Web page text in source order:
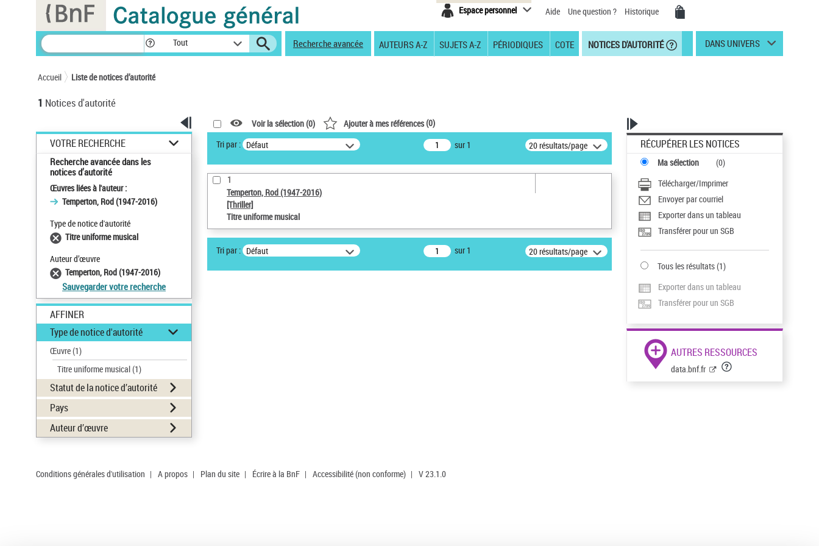
Espace personnel Aide Une question ? Historique
Tout Recherche avancée AUTEURS A-Z SUJETS A-Z PÉRIODIQUES COTE NOTICES D'AUTORITÉ DANS UNIVERS
Accueil Liste de notices d’autorité
1 Notices d'autorité
VOTRE RECHERCHE
Recherche avancée dans les
notices d’autorité
Œuvres liées à l'auteur :
Temperton, Rod (1947-2016)
Type de notice d'autorité
Titre uniforme musical
Auteur d’œuvre
Temperton, Rod (1947-2016)
Sauvegarder votre recherche
AFFINER
Type de notice d'autorité
Œuvre(1)
Titre uniforme musical(1)
Statut de la notice d’autorité
Pays
Auteur d’œuvre
Voir la sélection (0) Ajouter à mes références(0)
Tri par : Défaut sur 1 20 résultats/page
1
Temperton, Rod (1947-2016)
[Thriller]
Titre uniforme musical
Tri par : Défaut sur 1 20 résultats/page
RÉCUPÉRER LES NOTICES
Ma sélection (0)
Télécharger/Imprimer
Envoyer par courriel
Exporter dans un tableau
Transférer pour un SGB
Tous les résultats(1)
Exporter dans un tableau
Transférer pour un SGB
AUTRES RESSOURCES
data.bnf.fr
Conditions générales d'utilisation | A propos | Plan du site | Écrire à la BnF | Accessibilité (non conforme) | V 23.1.0
Panneau de gestion des cookies